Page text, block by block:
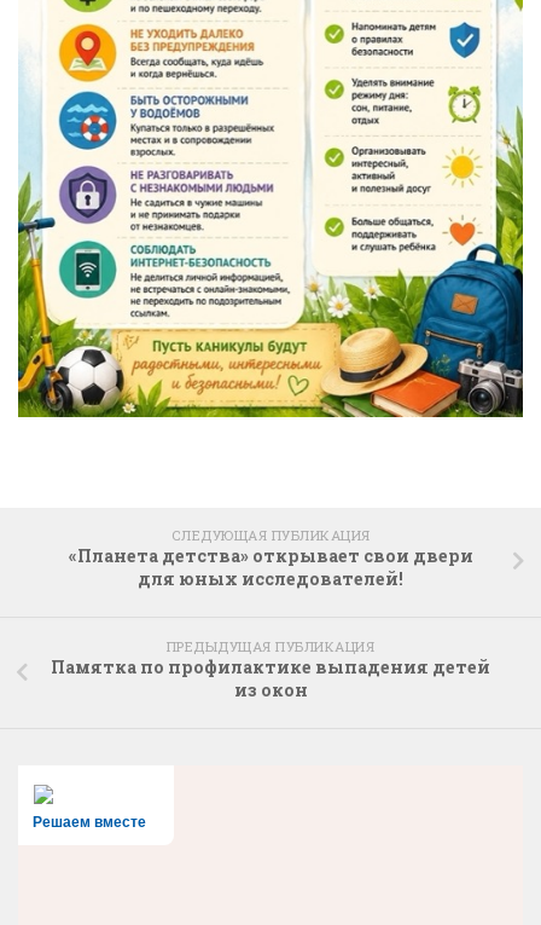
СЛЕДУЮЩАЯ ПУБЛИКАЦИЯ
«Планета детства» открывает свои двери
для юных исследователей!
ПРЕДЫДУЩАЯ ПУБЛИКАЦИЯ
Памятка по профилактике выпадения детей
из окон
Решаем вместе